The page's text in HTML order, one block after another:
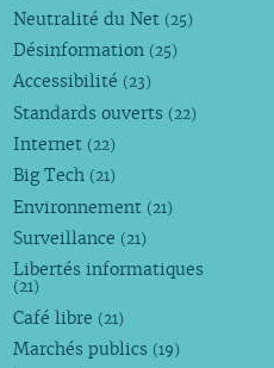
Neutralité du Net (25)
Désinformation (25)
Accessibilité (23)
Standards ouverts (22)
Internet (22)
Big Tech (21)
Environnement (21)
Surveillance (21)
Libertés informatiques
(21)
Café libre (21)
Marchés publics (19)